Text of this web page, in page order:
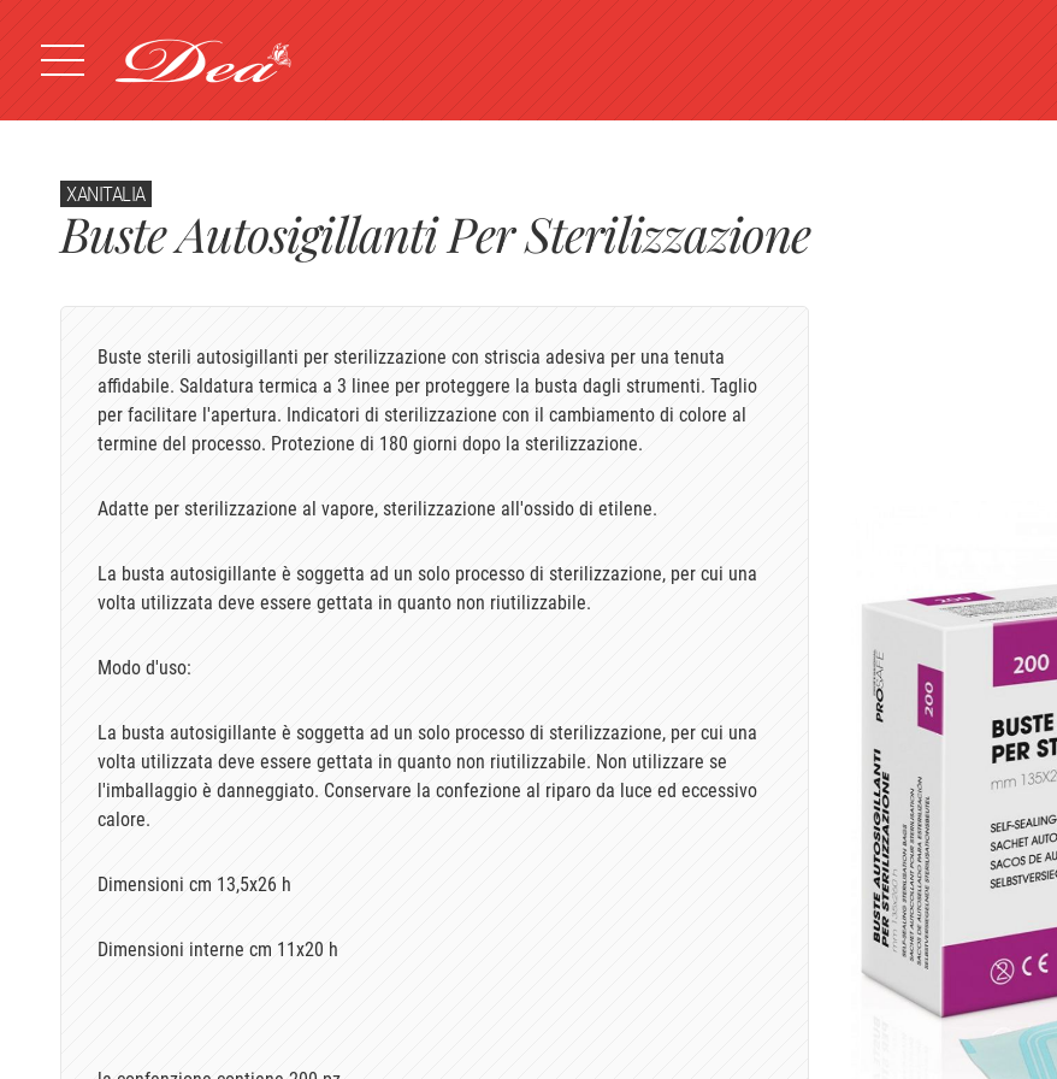
XANITALIA
Buste Autosigillanti Per Sterilizzazione
Buste sterili autosigillanti per sterilizzazione con striscia adesiva per una tenuta
affidabile. Saldatura termica a 3 linee per proteggere la busta dagli strumenti. Taglio
per facilitare l'apertura. Indicatori di sterilizzazione con il cambiamento di colore al
termine del processo. Protezione di 180 giorni dopo la sterilizzazione.
Adatte per sterilizzazione al vapore, sterilizzazione all'ossido di etilene.
La busta autosigillante è soggetta ad un solo processo di sterilizzazione, per cui una
volta utilizzata deve essere gettata in quanto non riutilizzabile.
Modo d'uso:
La busta autosigillante è soggetta ad un solo processo di sterilizzazione, per cui una
volta utilizzata deve essere gettata in quanto non riutilizzabile. Non utilizzare se
l'imballaggio è danneggiato. Conservare la confezione al riparo da luce ed eccessivo
calore.
Dimensioni cm 13,5x26 h
Dimensioni interne cm 11x20 h